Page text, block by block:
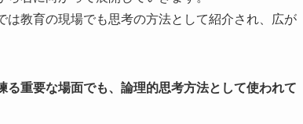
教育の現場でも思考の方法として紹介され、広が
重要な場面でも、論理的思考方法として使われて